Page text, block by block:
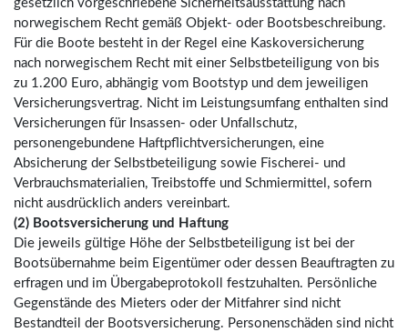
gesetzlich vorgeschriebene Sicherheitsausstattung nach
norwegischem Recht gemäß Objekt- oder Bootsbeschreibung.
Für die Boote besteht in der Regel eine Kaskoversicherung
nach norwegischem Recht mit einer Selbstbeteiligung von bis
zu 1.200 Euro, abhängig vom Bootstyp und dem jeweiligen
Versicherungsvertrag. Nicht im Leistungsumfang enthalten sind
Versicherungen für Insassen- oder Unfallschutz,
personengebundene Haftpflichtversicherungen, eine
Absicherung der Selbstbeteiligung sowie Fischerei- und
Verbrauchsmaterialien, Treibstoffe und Schmiermittel, sofern
nicht ausdrücklich anders vereinbart.
(2) Bootsversicherung und Haftung
Die jeweils gültige Höhe der Selbstbeteiligung ist bei der
Bootsübernahme beim Eigentümer oder dessen Beauftragten zu
erfragen und im Übergabeprotokoll festzuhalten. Persönliche
Gegenstände des Mieters oder der Mitfahrer sind nicht
Bestandteil der Bootsversicherung. Personenschäden sind nicht